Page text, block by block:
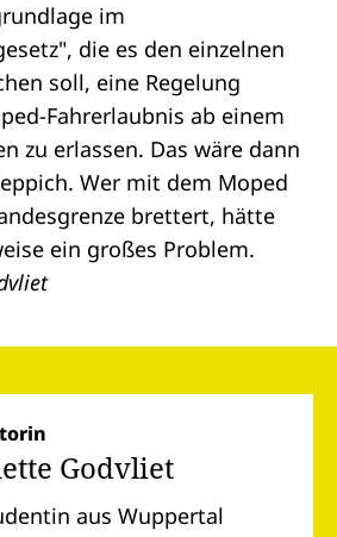
im
die es den einzelnen
soll, eine Regelung
Fahrerlaubnis ab einem
zu erlassen. Das wäre dann
Wer mit dem Moped
brettert, hätte
ein großes Problem.
Godvliet
aus Wuppertal